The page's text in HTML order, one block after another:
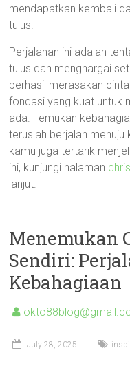
mendapatkan kembali
tulus.
Perjalanan ini adalah
tulus dan menghargai
berhasil merasakan
fondasi yang kuat untuk
ada. Temukan
teruslah berjalan menuju
kamu juga tertarik
ini, kunjungi halaman
lanjut.
Menemukan
Sendiri:
Kebahagiaan
July 28, 2025